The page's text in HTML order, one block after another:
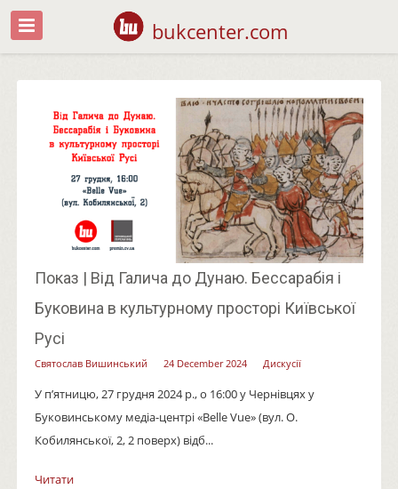
bukcenter.com
Показ | Від Галича до Дунаю. Бессарабія і
Буковина в культурному просторі Київської
Русі
Святослав Вишинський 24 December 2024 Дискусії
У п’ятницю, 27 грудня 2024 р., о 16:00 у Чернівцях у
Буковинському медіа-центрі «Belle Vue» (вул. О.
Кобилянської, 2, 2 поверх) відб...
Читати